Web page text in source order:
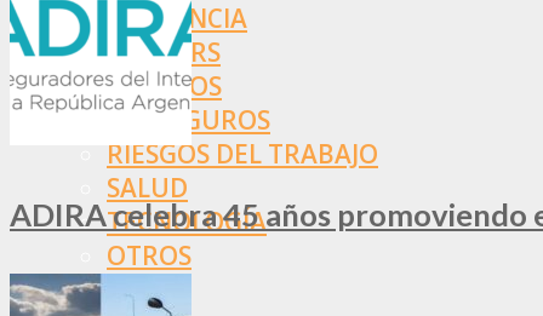
ASISTENCIA
BROKERS
SEGUROS
REASEGUROS
RIESGOS DEL TRABAJO
SALUD
TECNOLOGÍA
OTROS
NORMAS
ADIRA celebra 45 años